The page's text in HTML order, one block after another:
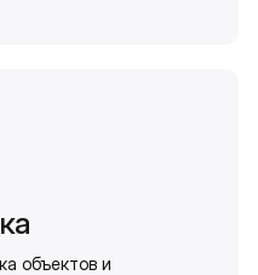
объектов и